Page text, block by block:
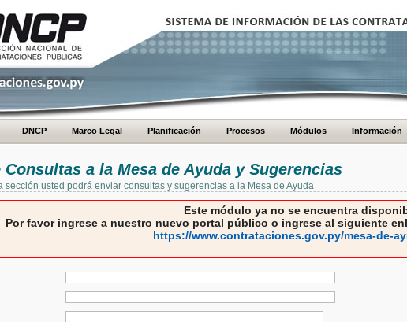
DNCP Marco Legal Planificación Procesos Módulos Información
Consultas a la Mesa de Ayuda y Sugerencias
sección usted podrá enviar consultas y sugerencias a la Mesa de Ayuda
Este módulo ya no se encuentra
Por favor ingrese a nuestro nuevo portal público o ingrese al siguiente
https://www.contrataciones.gov.py/mesa-de-